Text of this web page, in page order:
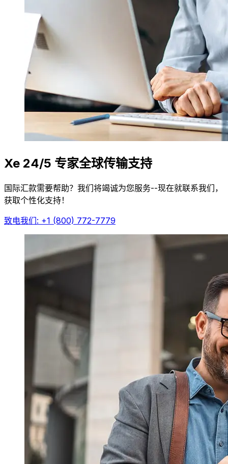
Xe 24/5 专家全球传输支持
国际汇款需要帮助？我们将竭诚为您服务--现在就联系我们，
获取个性化支持！
致电我们: +1 (800) 772-7779